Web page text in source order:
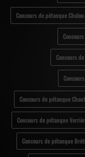
Concours de pétanque
Concours
Concours de pétanque
Concours de pétanque
Concours de pétanque